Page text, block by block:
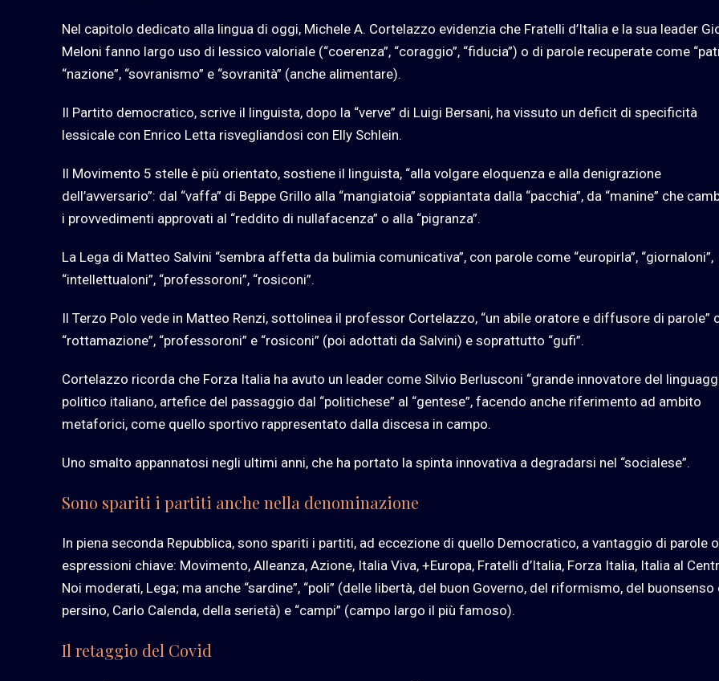
Nel capitolo dedicato alla lingua di oggi, Michele A. Cortelazzo evidenzia che Fratelli d’Italia e la sua leader
Meloni fanno largo uso di lessico valoriale (“coerenza”, “coraggio”, “fiducia”) o di parole recuperate come
“nazione”, “sovranismo” e “sovranità” (anche alimentare).
Il Partito democratico, scrive il linguista, dopo la “verve” di Luigi Bersani, ha vissuto un deficit di specificità
lessicale con Enrico Letta risvegliandosi con Elly Schlein.
Il Movimento 5 stelle è più orientato, sostiene il linguista, “alla volgare eloquenza e alla denigrazione
dell’avversario”: dal “vaffa” di Beppe Grillo alla “mangiatoia” soppiantata dalla “pacchia”, da “manine” che
i provvedimenti approvati al “reddito di nullafacenza” o alla “pigranza”.
La Lega di Matteo Salvini “sembra affetta da bulimia comunicativa”, con parole come “europirla”, “giornaloni”,
“intellettualoni”, “professoroni”, “rosiconi”.
Il Terzo Polo vede in Matteo Renzi, sottolinea il professor Cortelazzo, “un abile oratore e diffusore di parole”
“rottamazione”, “professoroni” e “rosiconi” (poi adottati da Salvini) e soprattutto “gufi”.
Cortelazzo ricorda che Forza Italia ha avuto un leader come Silvio Berlusconi “grande innovatore del
politico italiano, artefice del passaggio dal “politichese” al “gentese”, facendo anche riferimento ad ambito
metaforici, come quello sportivo rappresentato dalla discesa in campo.
Uno smalto appannatosi negli ultimi anni, che ha portato la spinta innovativa a degradarsi nel “socialese”.
Sono spariti i partiti anche nella denominazione
In piena seconda Repubblica, sono spariti i partiti, ad eccezione di quello Democratico, a vantaggio di parole o
espressioni chiave: Movimento, Alleanza, Azione, Italia Viva, +Europa, Fratelli d’Italia, Forza Italia, Italia al
Noi moderati, Lega; ma anche “sardine”, “poli” (delle libertà, del buon Governo, del riformismo, del buonsenso
persino, Carlo Calenda, della serietà) e “campi” (campo largo il più famoso).
Il retaggio del Covid